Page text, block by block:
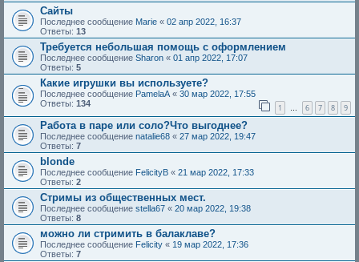
Сайты
Последнее сообщение Marie « 02 апр 2022, 16:37
Ответы: 13
Требуется небольшая помощь с оформлением
Последнее сообщение Sharon « 01 апр 2022, 17:07
Ответы: 5
Какие игрушки вы используете?
Последнее сообщение PamelaA « 30 мар 2022, 17:55
Ответы: 134 1 … 6 7 8 9
Работа в паре или соло?Что выгоднее?
Последнее сообщение natalie68 « 27 мар 2022, 19:47
Ответы: 7
blonde
Последнее сообщение FelicityB « 21 мар 2022, 17:33
Ответы: 2
Стримы из общественных мест.
Последнее сообщение stella67 « 20 мар 2022, 19:38
Ответы: 8
можно ли стримить в балаклаве?
Последнее сообщение Felicity « 19 мар 2022, 17:36
Ответы: 7